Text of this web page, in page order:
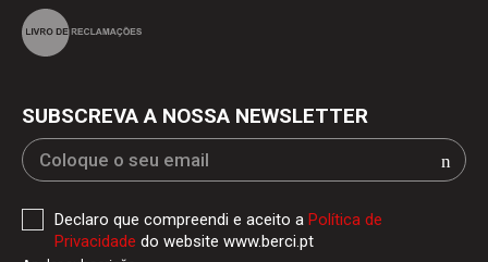
SUBSCREVA A NOSSA NEWSLETTER
Declaro que compreendi e aceito a Política de
Privacidade do website www.berci.pt